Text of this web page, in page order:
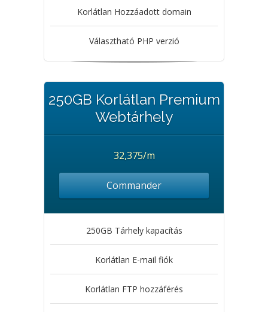
Korlátlan Hozzáadott domain
Választható PHP verzió
250GB Korlátlan Premium
Webtárhely
32,375/m
Commander
250GB Tárhely kapacítás
Korlátlan E-mail fiók
Korlátlan FTP hozzáférés